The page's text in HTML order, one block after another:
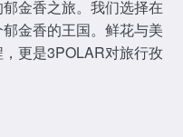
金香之旅。我们选择在
金香的王国。鲜花与美
更是3POLAR对旅行孜